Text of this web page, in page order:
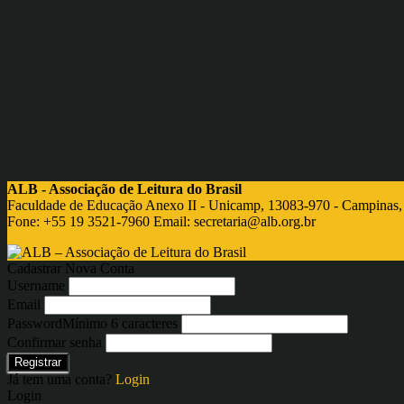
ALB - Associação de Leitura do Brasil
Faculdade de Educação Anexo II - Unicamp, 13083-970 - Campinas,
Fone: +55 19 3521-7960 Email: secretaria@alb.org.br
Cadastrar Nova Conta
Username
Email
PasswordMínimo 6 caracteres
Confirmar senha
Registrar
Já tem uma conta? Login
Login